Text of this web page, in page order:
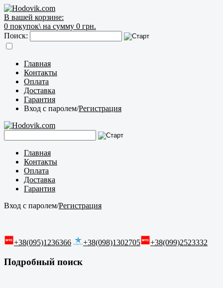
В вашей корзине:
0 покупок\ на сумму 0 грн.
Поиск:
Главная
Контакты
Оплата
Доставка
Гарантия
Вход с паролем/Регистрация
Главная
Контакты
Оплата
Доставка
Гарантия
Вход с паролем/Регистрация
+38(095)1236366 +38(098)1302705 +38(099)2523332
Подробный поиск